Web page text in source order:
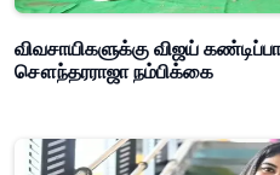
விவசாயிகளுக்கு விஜய்
சௌந்தரராஜா நம்பிக்கை